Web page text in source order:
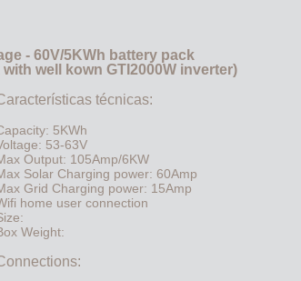
- 60V/5KWh battery pack
with well kown GTI2000W inverter)
técnicas:
5KWh
53-63V
Output: 105Amp/6KW
Solar Charging power: 60Amp
Grid Charging power: 15Amp
home user connection
Weight: